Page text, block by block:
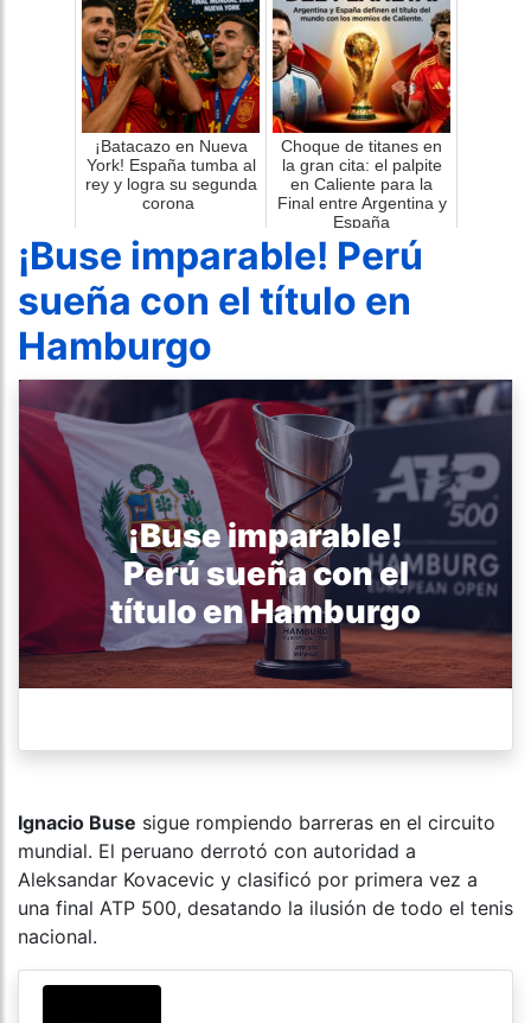
¡Batacazo en Nueva
York! España tumba al
rey y logra su segunda
corona
Choque de titanes en
la gran cita: el palpite
en Caliente para la
Final entre Argentina y
España
¡Buse imparable! Perú
sueña con el título en
Hamburgo
¡Buse imparable!
Perú sueña con el
título en Hamburgo
Ignacio Buse sigue rompiendo barreras en el circuito
mundial. El peruano derrotó con autoridad a
Aleksandar Kovacevic y clasificó por primera vez a
una final ATP 500, desatando la ilusión de todo el tenis
nacional.